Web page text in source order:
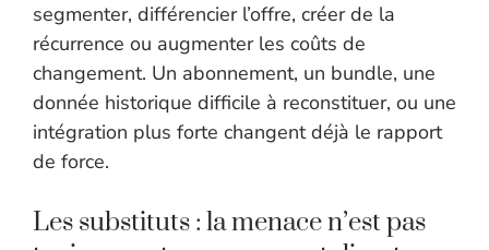
segmenter, différencier l’offre, créer de la
récurrence ou augmenter les coûts de
changement. Un abonnement, un bundle, une
donnée historique difficile à reconstituer, ou une
intégration plus forte changent déjà le rapport
de force.
Les substituts : la menace n’est pas